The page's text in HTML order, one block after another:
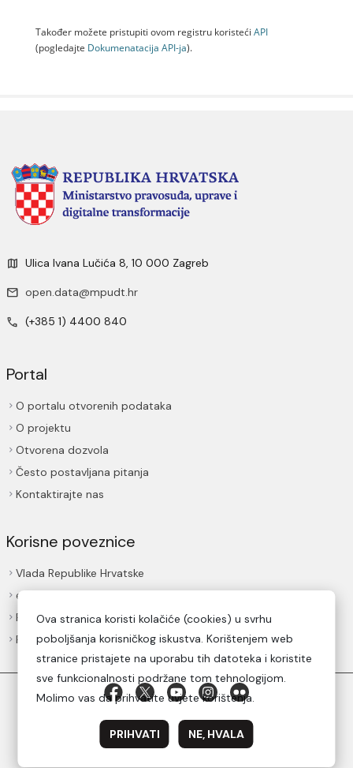
Također možete pristupiti ovom registru koristeći API
(pogledajte Dokumenаtаcijа API-jа).